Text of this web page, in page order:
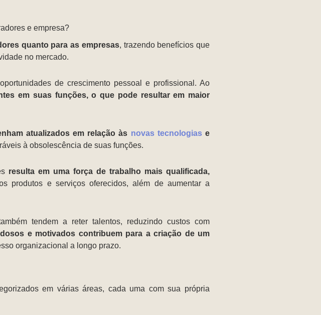
e empresa?
quanto para as empresas, trazendo benefícios que
no mercado.
de crescimento pessoal e profissional. Ao
em suas funções, o que pode resultar em maior
atualizados em relação às novas tecnologiase
à obsolescência de suas funções.
resulta em uma força de trabalho mais qualificada,
produtos e serviços oferecidos, além de aumentar a
tendem a reter talentos, reduzindo custos com
e motivados contribuem para a criação de um
organizacional a longo prazo.
em várias áreas, cada uma com sua própria